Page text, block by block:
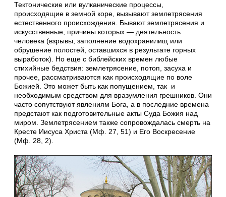
Тектонические или вулканические процессы,
происходящие в земной коре, вызывают землетрясения
естественного происхождения. Бывают землетрясения и
искусственные, причины которых — деятельность
человека (взрывы, заполнение водохранилищ или
обрушение полостей, оставшихся в результате горных
выработок). Но еще с библейских времен любые
стихийные бедствия: землетрясение, потоп, засуха и
прочее, рассматриваются как происходящие по воле
Божией. Это может быть как попущением, так и
необходимым средством для вразумления грешников. Они
часто сопутствуют явлениям Бога, а в последние времена
предстают как подготовительные акты Суда Божия над
миром. Землетрясением также сопровождалась смерть на
Кресте Иисуса Христа (Мф. 27, 51) и Его Воскресение
(Мф. 28, 2).